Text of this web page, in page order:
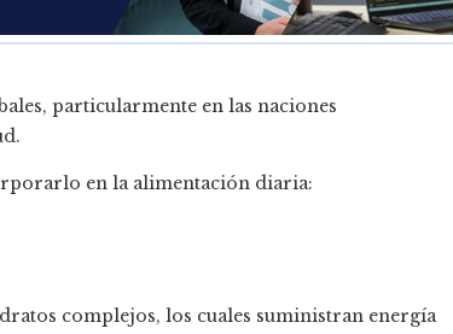
particularmente en las naciones
en la alimentación diaria:
complejos, los cuales suministran energía